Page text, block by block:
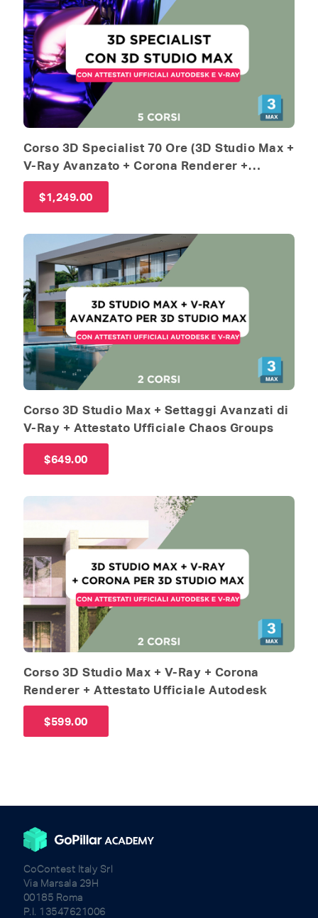
Corso 3D Specialist 70 Ore (3D Studio Max +
V-Ray Avanzato + Corona Renderer +
Photoshop + Substance Painter)
$1,249.00
Corso 3D Studio Max + Settaggi Avanzati di
V-Ray + Attestato Ufficiale Chaos Groups
$649.00
Corso 3D Studio Max + V-Ray + Corona
Renderer + Attestato Ufficiale Autodesk
$599.00
CoContest Italy Srl
Via Marsala 29H
00185 Roma
P.I. 13547621006